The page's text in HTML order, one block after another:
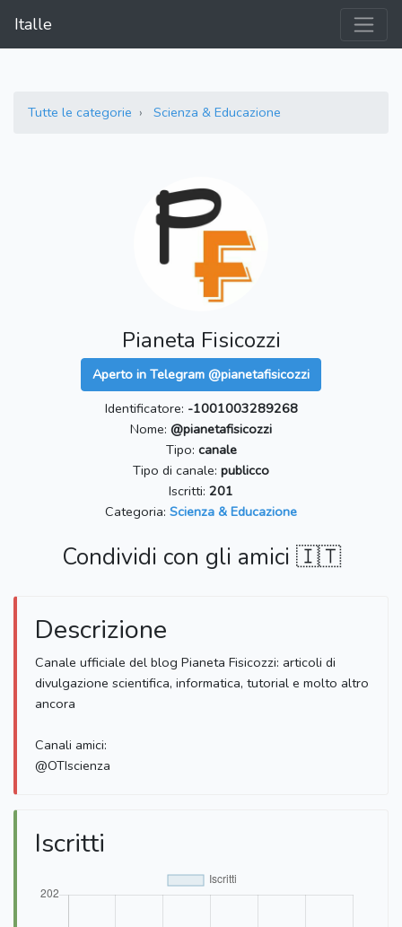
Italle
Tutte le categorie Scienza & Educazione
Pianeta Fisicozzi
Aperto in Telegram @pianetafisicozzi
Identificatore: -1001003289268
Nome: @pianetafisicozzi
Tipo: canale
Tipo di canale: publicco
Iscritti: 201
Categoria: Scienza & Educazione
Condividi con gli amici 🇮🇹
Descrizione
Canale ufficiale del blog Pianeta Fisicozzi: articoli di
divulgazione scientifica, informatica, tutorial e molto altro
ancora
Canali amici:
@OTIscienza
Iscritti